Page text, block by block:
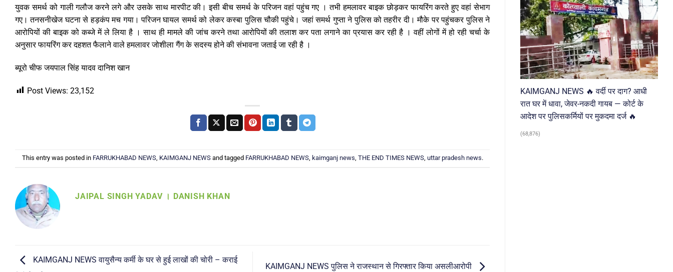
युवक समर्थ को गाली गलौज करने लगे और उसके साथ मारपीट की। इसी बीच समर्थ के परिजन वहां पहुंच गए । तभी हमलावर बाइक छोड़कर फायरिंग करते हुए वहां सेभाग
गए। तनसनीखेज घटना से हड़कंप मच गया। परिजन घायल समर्थ को लेकर कस्बा पुलिस चौकी पहुंचे। जहां समर्थ गुप्ता ने पुलिस को तहरीर दी। मौके पर पहुंचकर पुलिस ने
आरोपियों की बाइक को कब्जे में ले लिया है । साथ ही मामले की जांच करने तथा आरोपियों की तलाश कर पता लगाने का प्रयास कर रही है । वहीं लोगों में हो रही चर्चा के
अनुसार फायरिंग कर दहशत फैलाने वाले हमलावर जोशीला गैंग के सदस्य होने की संभावना जताई जा रही है ।
ब्यूरो चीफ जयपाल सिंह यादव दानिश खान
Post Views: 23,152
This entry was posted in FARRUKHABAD NEWS, KAIMGANJ NEWSand tagged FARRUKHABAD NEWS, kaimganj news, THE END TIMES NEWS, uttar pradesh news.
JAIPAL SINGH YADAV । DANISH KHAN
KAIMGANJ NEWS वायुसैन्य कर्मी के घर से हुई लाखों की चोरी – कराई
KAIMGANJ NEWS पुलिस ने राजस्थान से गिरफ्तार किया असलीआरोपी
KAIMGANJ NEWS 🔥 वर्दी पर दाग? आधी
रात घर में धावा, जेवर-नकदी गायब — कोर्ट के
आदेश पर पुलिसकर्मियों पर मुकदमा दर्ज 🔥
(68,876)